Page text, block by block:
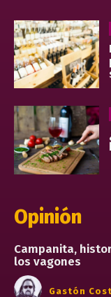
Opinión
Campanita,
los vagones
Gastón